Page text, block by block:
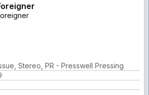
Stereo, PR - Presswell Pressing